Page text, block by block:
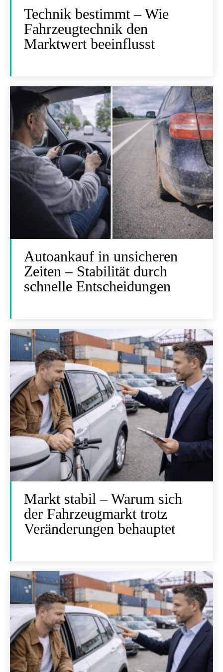
Technik bestimmt – Wie
Fahrzeugtechnik den
Marktwert beeinflusst
Autoankauf in unsicheren
Zeiten – Stabilität durch
schnelle Entscheidungen
Markt stabil – Warum sich
der Fahrzeugmarkt trotz
Veränderungen behauptet